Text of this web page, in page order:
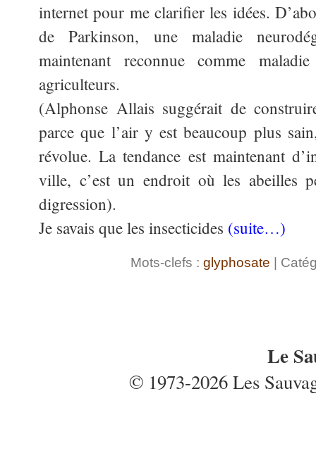
internet pour me clarifier les idées.
de Parkinson, une maladie
maintenant reconnue comme
agriculteurs.
(Alphonse Allais suggérait de
parce que l’air y est beaucoup plus
révolue. La tendance est maintenant
ville, c’est un endroit où les abeilles
digression).
Je savais que les insecticides (suite…)
Mots-clefs : glyphosate |
Le
© 1973-2026 Les